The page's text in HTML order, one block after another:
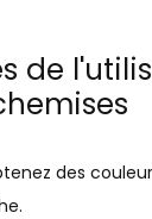
de
des